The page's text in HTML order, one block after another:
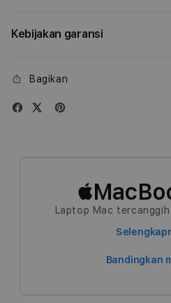
GPU,
1TB
-
Space
Grey
Kebijakan garansi
Bagikan
Laptop Mac
Bandingkan